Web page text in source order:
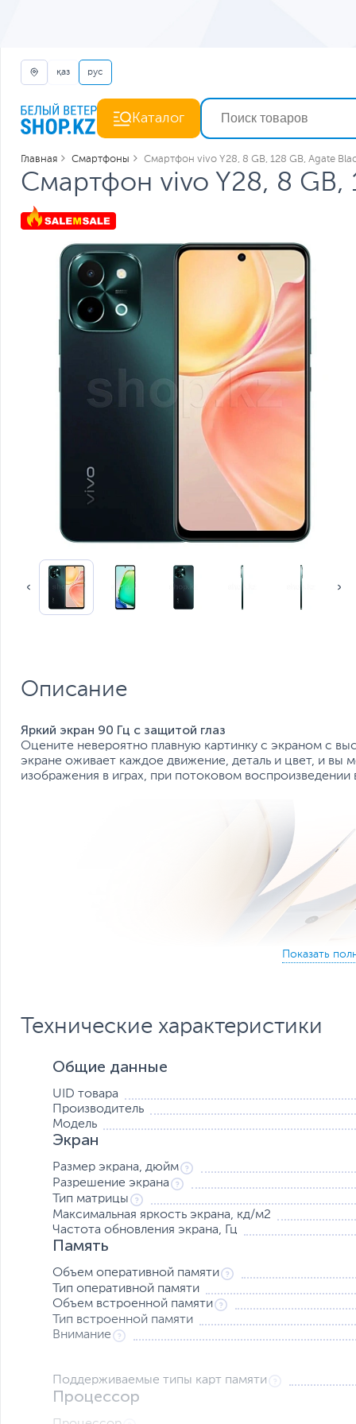
қаз рус
Каталог
Главная Смартфоны Смартфон vivo Y28, 8 GB, 128 GB, Agate
Смартфон vivo Y28, 8 GB,
Описание
Яркий экран 90 Гц с защитой глаз
Оцените невероятно плавную картинку с экраном с
экране оживает каждое движение, деталь и цвет, и вы
изображения в играх, при потоковом воспроизведении
300% громкости и погружение в звук
Оцените повышенную четкость звука благодаря
уровень громкости 300 % и усилитель звука
гарантирует полное погружение в мир приятного
Благодаря аккумулятору6000 мА·чзаряда обязательно
пользуйтесь смартфоном непрерывно. Благодаря
момента.
Технические характеристики
Общие данные
UID товара
Производитель
Модель
Экран
Размер экрана, дюйм
Разрешение экрана
Тип матрицы
Максимальная яркость экрана, кд/м2
Частота обновления экрана, Гц
Память
Объем оперативной памяти
Тип оперативной памяти
Объем встроенной памяти
Тип встроенной памяти
Внимание
Поддерживаемые типы карт памяти
Процессор